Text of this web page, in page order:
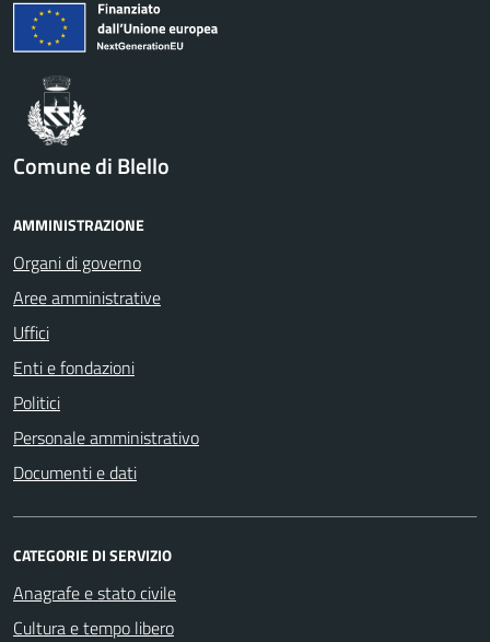
Comune di Blello
AMMINISTRAZIONE
Organi di governo
Aree amministrative
Uffici
Enti e fondazioni
Politici
Personale amministrativo
Documenti e dati
CATEGORIE DI SERVIZIO
Anagrafe e stato civile
Cultura e tempo libero